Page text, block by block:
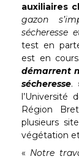
auxiliaires
gazon
sécheresse
test en
est en
démarrent
sécheresse.
l’Université
Région
plusieurs
végétation
« Notre